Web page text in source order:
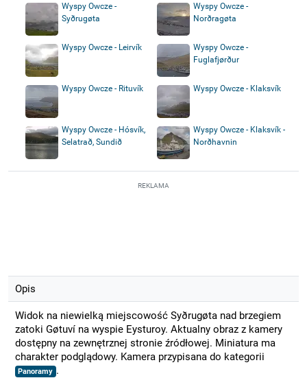
Wyspy Owcze -
Syðrugøta
Wyspy Owcze -
Norðragøta
Wyspy Owcze - Leirvík
Wyspy Owcze -
Fuglafjørður
Wyspy Owcze - Rituvík Wyspy Owcze - Klaksvík
Wyspy Owcze - Hósvík,
Selatrað, Sundið
Wyspy Owcze - Klaksvík -
Norðhavnin
REKLAMA
Opis
Widok na niewielką miejscowość Syðrugøta nad brzegiem
zatoki Gøtuví na wyspie Eysturoy. Aktualny obraz z kamery
dostępny na zewnętrznej stronie źródłowej. Miniatura ma
charakter podglądowy. Kamera przypisana do kategorii
Panoramy .